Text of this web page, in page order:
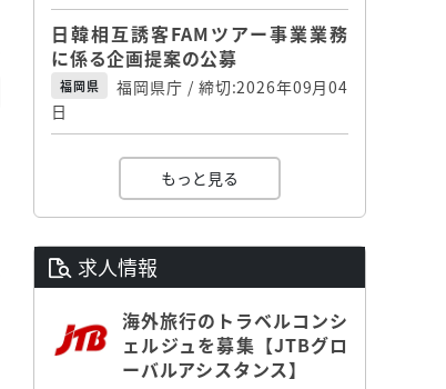
日韓相互誘客FAMツアー事業業務
に係る企画提案の公募
福岡県
福岡県庁 / 締切:2026年09月04
日
もっと見る
求人情報
海外旅行のトラベルコンシ
ェルジュを募集【JTBグロ
ーバルアシスタンス】